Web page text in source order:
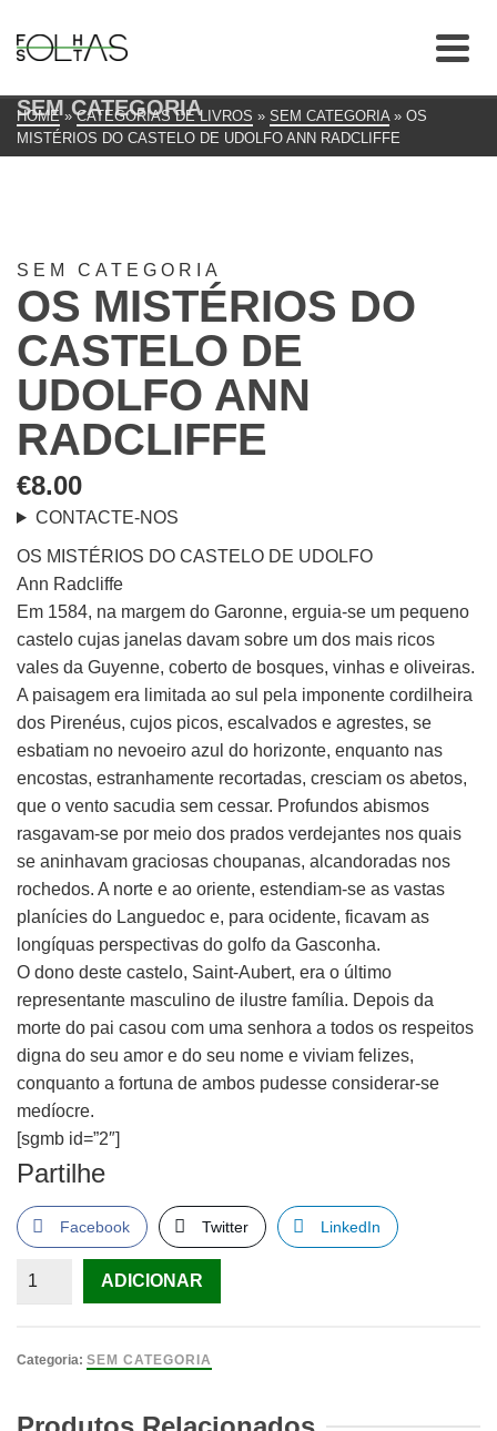
SEM CATEGORIA
HOME » CATEGORIAS DE LIVROS » SEM CATEGORIA » OS
MISTÉRIOS DO CASTELO DE UDOLFO ANN RADCLIFFE
SEM CATEGORIA
OS MISTÉRIOS DO
CASTELO DE
UDOLFO ANN
RADCLIFFE
€8.00
CONTACTE-NOS
OS MISTÉRIOS DO CASTELO DE UDOLFO
Ann Radcliffe
Em 1584, na margem do Garonne, erguia-se um pequeno
castelo cujas janelas davam sobre um dos mais ricos
vales da Guyenne, coberto de bosques, vinhas e oliveiras.
A paisagem era limitada ao sul pela imponente cordilheira
dos Pirenéus, cujos picos, escalvados e agrestes, se
esbatiam no nevoeiro azul do horizonte, enquanto nas
encostas, estranhamente recortadas, cresciam os abetos,
que o vento sacudia sem cessar. Profundos abismos
rasgavam-se por meio dos prados verdejantes nos quais
se aninhavam graciosas choupanas, alcandoradas nos
rochedos. A norte e ao oriente, estendiam-se as vastas
planícies do Languedoc e, para ocidente, ficavam as
longíquas perspectivas do golfo da Gasconha.
O dono deste castelo, Saint-Aubert, era o último
representante masculino de ilustre família. Depois da
morte do pai casou com uma senhora a todos os respeitos
digna do seu amor e do seu nome e viviam felizes,
conquanto a fortuna de ambos pudesse considerar-se
medíocre.
[sgmb id=”2″]
Partilhe
Facebook Twitter LinkedIn
Quantidade
MISTÉRIOS
ADICIONAR
Categoria: SEM CATEGORIA